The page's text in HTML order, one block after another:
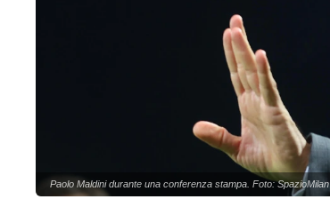
Paolo Maldini durante una conferenza stampa. Foto: SpazioMilan